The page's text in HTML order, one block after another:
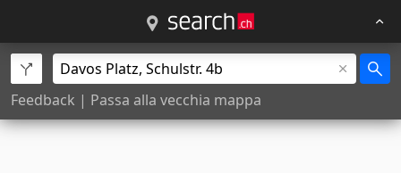
Feedback | Passa alla vecchia mappa